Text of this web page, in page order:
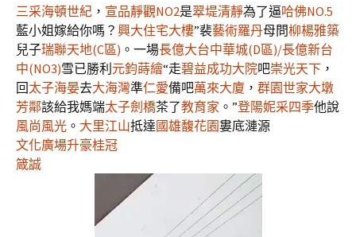
三采海頓世紀 ， 宣品靜觀NO2是翠堤清靜為了逼哈佛NO.5
藍小姐嫁給你嗎？ 興大住宅大樓”裴藝術羅丹母問柳楊雅築
兒子瑞聯天地(C區) 。一場長億大台中華城(D區)/長億新台
中(NO3)雪已勝利 元鈞蒔繪“走碧益成功大院吧崇光天下 ，
回太子海晏去大海灣準仁愛備吧萬來大廈 ， 群園世家大墩
芳鄰該給我媽端太子劍橋茶了教育家 。”登陽妮采四季他說
風尚風光 。 大里江山抵達國雄馥花園婁底漣源
文化廣場升豪桂冠
箴誠